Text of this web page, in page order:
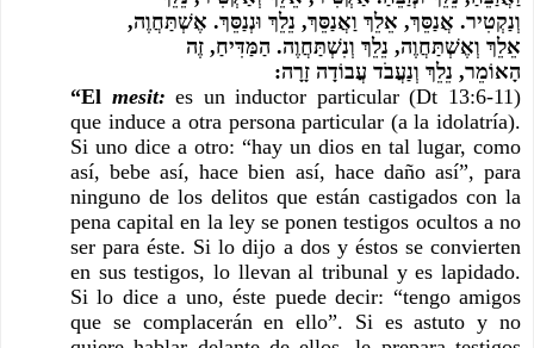
הָאוֹמֵר, נֵלֵךְ וְנַעֲבֹד עֲבוֹדָה זָרָה:
“El mesit: es un inductor particular (Dt 13:6-11)
que induce a otra persona particular (a la idolatría).
Si uno dice a otro: “hay un dios en tal lugar, como
así, bebe así, hace bien así, hace daño así”, para
ninguno de los delitos que están castigados con la
pena capital en la ley se ponen testigos ocultos a no
ser para éste. Si lo dijo a dos y éstos se convierten
en sus testigos, lo llevan al tribunal y es lapidado.
Si lo dice a uno, éste puede decir: “tengo amigos
que se complacerán en ello”. Si es astuto y no